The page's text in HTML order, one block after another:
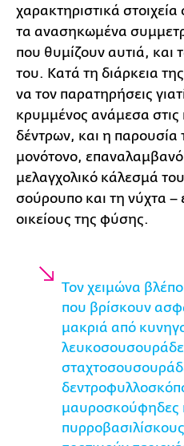
χαρακτηριστικά
τα ανασηκωμένα
που θυμίζουν αυτιά, και
του. Κατά τη διάρκεια
να τον παρατηρήσεις
κρυμμένος ανάμεσα
δέντρων, και η παρουσία
μονότονο,
μελαγχολικό κάλεσμά
σούρουπο και τη νύχτα –
οικείους της φύσης.
Τον χειμώνα
που βρίσκουν
μακριά από
μαυροσκούφηδες